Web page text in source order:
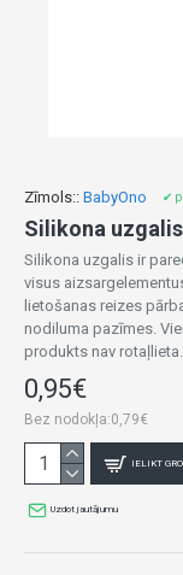
Zīmols:: BabyOno ✔
Silikona
Silikona uzgalis ir
visus
lietošanas reizes
nodiluma pazīmes.
produkts nav
0,95€
Bez nodokļa:0,79€
IELIKT
Uzdot jautājumu